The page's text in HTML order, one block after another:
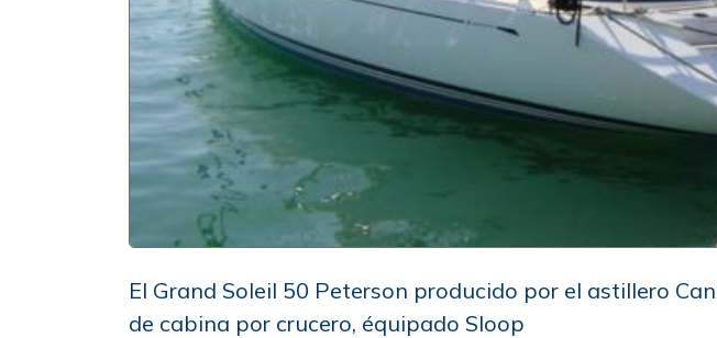
El Grand Soleil 50 Peterson producido por el astillero
de cabina por crucero, équipado Sloop